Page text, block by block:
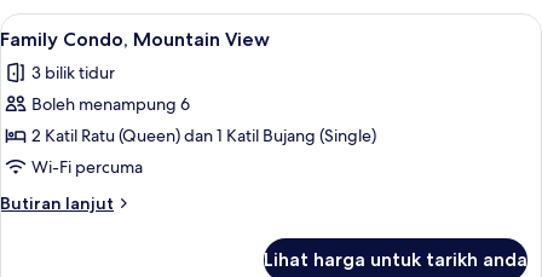
Lihat
semua
foto
untuk
Family
Condo,
Mountain
View
Family Condo, Mountain View |
7
Family Condo, Mountain View
3 bilik tidur
Boleh menampung 6
2 Katil Ratu (Queen) dan 1 Katil Bujang (Single)
Wi-Fi percuma
Butiran lanjut
Butiran
Lihat harga untuk tarikh anda